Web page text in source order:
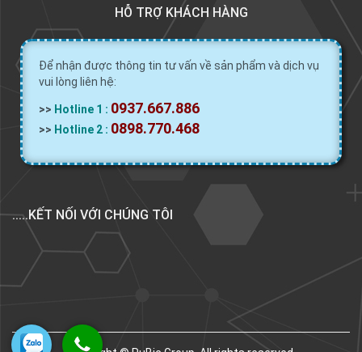
HỖ TRỢ KHÁCH HÀNG
Để nhận được thông tin tư vấn về sản phẩm và dịch vụ
vui lòng liên hệ:
>> Hotline 1 : 0937.667.886
>> Hotline 2 : 0898.770.468
.....KẾT NỐI VỚI CHÚNG TÔI